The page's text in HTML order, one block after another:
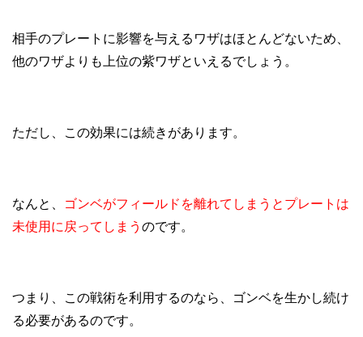
相手のプレートに影響を与えるワザはほとんどないため、
他のワザよりも上位の紫ワザといえるでしょう。
ただし、この効果には続きがあります。
なんと、
ゴンベがフィールドを離れてしまうとプレートは
未使用に戻ってしまう のです。
つまり、この戦術を利用するのなら、ゴンベを生かし続け
る必要があるのです。